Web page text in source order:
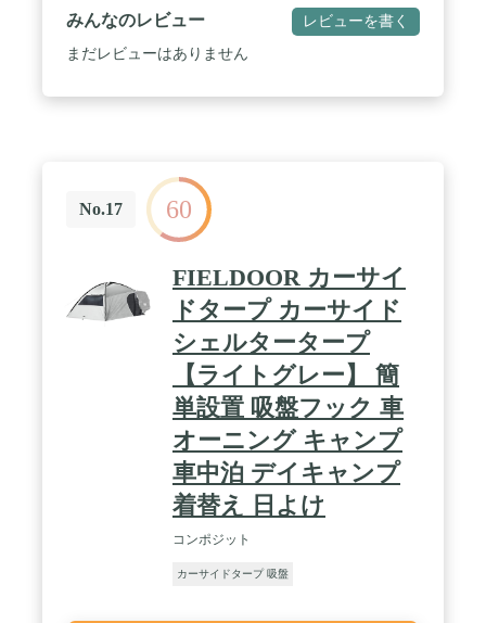
所要時間は(約)15秒！タープを広げてロープを引く
だけなので女性にも◎設営時間を省きたい方にもピ
ッタリです。 / ✅【レバーを下ろして固定するだ
に合わせて3か所あります。幅140cm/160cm/180cmか
ら選べます。 / ✅【別売りのテントポールでキャノ
ピーとして テントポールでレイアウトを楽しむ！】
別売りのテントポールでキャノピー使用が可能。テ
ントポールでタープを跳ね上げることで、広々とス
ペースを使うことができます。また、カーサイドタ
ープのみで使用もできます。 ✅【UVカット＆耐水
圧1,500mm以上 アウトドアに安心の機能性】 日本
国内で品質試験を実施しており、 テントの耐水圧は
1,500mm以上。 紫外線から守るUVカットコーティ
ングで、 紫外線保護指数は最上ランクのUPF50＋の
評価。※耐水圧の目安として、一般的な強い雨が
1,500mmと言われています。 / ✅【商品詳細/ワンタ
ッチカーサイドタープ】 ■サイズ：本体サイズ :
(約)230cm×280cm・収納時 : (約)87cm×13cm×13cm■
材質：・生地 : ポリエステル・フレームポール : グ
ラスファイバー■重量：(約)2.2kg■耐水圧：1,500mm
以上■付属品：・タープ×1・吸盤フック×2・ペグ
×4・ロープ×4・専用収納バッグ×1・取扱説明書(日
て見える場合があります。 また、仕様・デザインは
みんなのレビュー レビューを書く
まだレビューはありません
No.17 60
FIELDOOR カーサイ
ドタープ カーサイド
シェルタータープ
【ライトグレー】 簡
単設置 吸盤フック 車
オーニング キャンプ
車中泊 デイキャンプ
着替え 日よけ
コンポジット
カーサイドタープ 吸盤